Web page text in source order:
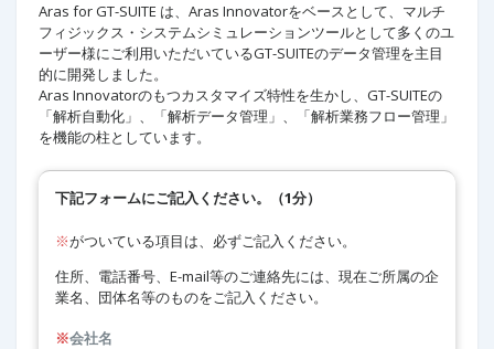
Aras for GT-SUITE は、Aras Innovatorをベースとして、マルチ
フィジックス・システムシミュレーションツールとして多くのユ
ーザー様にご利用いただいているGT-SUITEのデータ管理を主目
的に開発しました。
Aras Innovatorのもつカスタマイズ特性を生かし、GT-SUITEの
「解析自動化」、「解析データ管理」、「解析業務フロー管理」
を機能の柱としています。
下記フォームにご記入ください。（1分）
※がついている項目は、必ずご記入ください。
住所、電話番号、E-mail等のご連絡先には、現在ご所属の企
業名、団体名等のものをご記入ください。
※会社名